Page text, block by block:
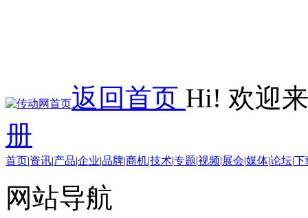
返回首页 Hi! 欢迎
册
首页|资讯|产品|企业|品牌|商机|技术|专题|视频|展会|媒体|论坛|下
网站导航